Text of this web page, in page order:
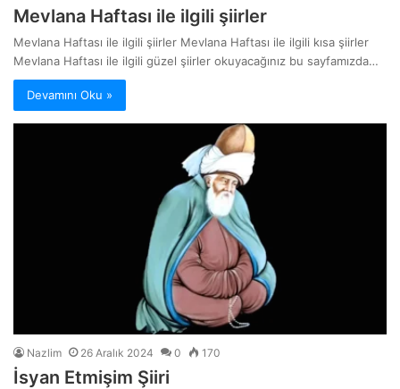
Mevlana Haftası ile ilgili şiirler
Mevlana Haftası ile ilgili şiirler Mevlana Haftası ile ilgili kısa şiirler
Mevlana Haftası ile ilgili güzel şiirler okuyacağınız bu sayfamızda…
Devamını Oku »
Nazlim 26 Aralık 2024 0 170
İsyan Etmişim Şiiri